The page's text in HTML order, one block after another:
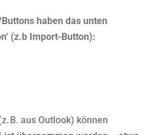
haben das unten
(z.b Import-Button):
B. aus Outlook) können